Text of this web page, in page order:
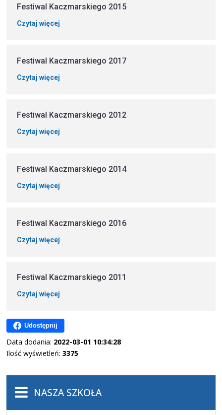
Festiwal Kaczmarskiego 2015
Czytaj więcej
Festiwal Kaczmarskiego 2017
Czytaj więcej
Festiwal Kaczmarskiego 2012
Czytaj więcej
Festiwal Kaczmarskiego 2014
Czytaj więcej
Festiwal Kaczmarskiego 2016
Czytaj więcej
Festiwal Kaczmarskiego 2011
Czytaj więcej
Udostępnij
Data dodania: 2022-03-01 10:34:28
Ilość wyświetleń:3375
NASZA SZKOŁA